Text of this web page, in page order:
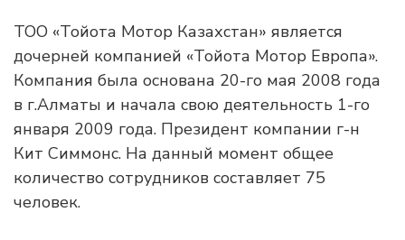
ТОО «Тойота Мотор Казахстан» является
дочерней компанией «Тойота Мотор Европа».
Компания была основана 20-го мая 2008 года
в г.Алматы и начала свою деятельность 1-го
января 2009 года. Президент компании г-н
Кит Симмонс. На данный момент общее
количество сотрудников составляет 75
человек.